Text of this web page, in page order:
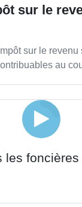
sur le
sur le revenu
au
les